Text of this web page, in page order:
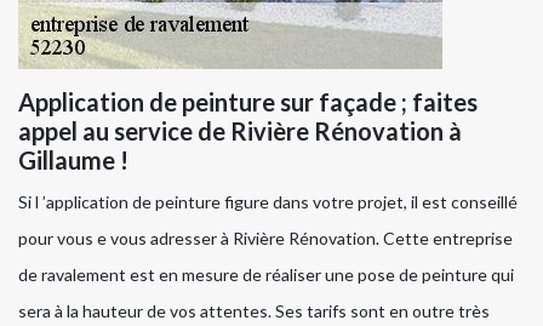
Application de peinture sur façade ; faites
appel au service de Rivière Rénovation à
Gillaume !
Si l ’application de peinture figure dans votre projet, il est conseillé
pour vous e vous adresser à Rivière Rénovation. Cette entreprise
de ravalement est en mesure de réaliser une pose de peinture qui
sera à la hauteur de vos attentes. Ses tarifs sont en outre très